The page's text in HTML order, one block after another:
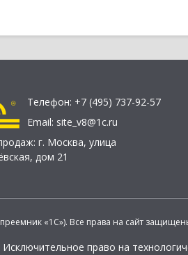
Телефон: +7 (495) 737-92-57
Email: site_v8@1c.ru
г. Москва, улица
дом 21
«1С»). Все права на сайт
Исключительное право на